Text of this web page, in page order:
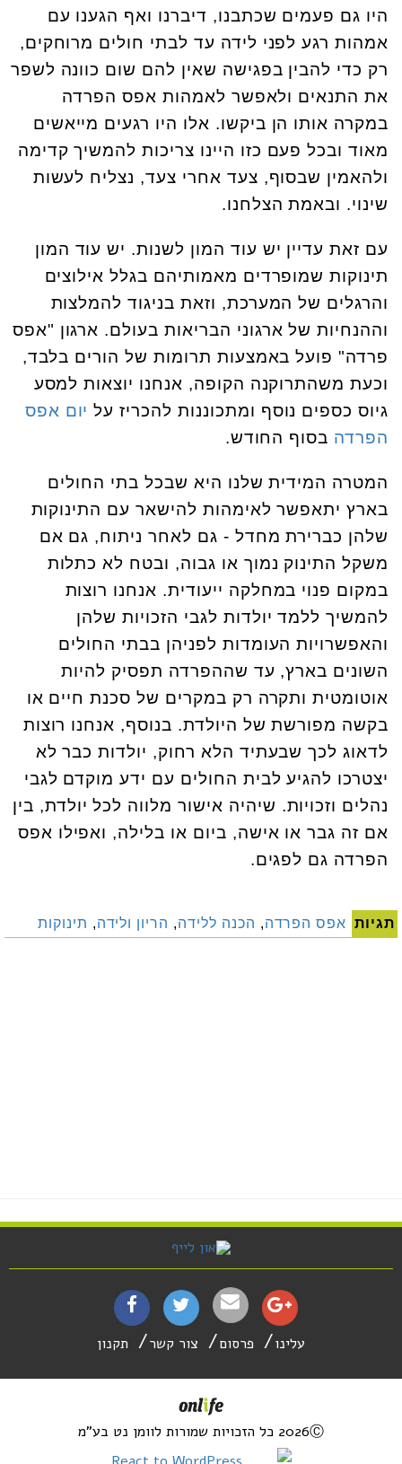
היו גם פעמים שכתבנו, דיברנו ואף הגענו עם
אמהות רגע לפני לידה עד לבתי חולים מרוחקים,
רק כדי להבין בפגישה שאין להם שום כוונה לשפר
את התנאים ולאפשר לאמהות אפס הפרדה
במקרה אותו הן ביקשו. אלו היו רגעים מייאשים
מאוד ובכל פעם כזו היינו צריכות להמשיך קדימה
ולהאמין שבסוף, צעד אחרי צעד, נצליח לעשות
שינוי. ובאמת הצלחנו.
עם זאת עדיין יש עוד המון לשנות. יש עוד המון
תינוקות שמופרדים מאמותיהם בגלל אילוצים
והרגלים של המערכת, וזאת בניגוד להמלצות
וההנחיות של ארגוני הבריאות בעולם. ארגון "אפס
פרדה" פועל באמצעות תרומות של הורים בלבד,
וכעת משהתרוקנה הקופה, אנחנו יוצאות למסע
גיוס כספים נוסף ומתכוננות להכריז על יום אפס
הפרדה בסוף החודש.
המטרה המידית שלנו היא שבכל בתי החולים
בארץ יתאפשר לאימהות להישאר עם התינוקות
שלהן כברירת מחדל - גם לאחר ניתוח, גם אם
משקל התינוק נמוך או גבוה, ובטח לא כתלות
במקום פנוי במחלקה ייעודית. אנחנו רוצות
להמשיך ללמד יולדות לגבי הזכויות שלהן
והאפשרויות העומדות לפניהן בבתי החולים
השונים בארץ, עד שההפרדה תפסיק להיות
אוטומטית ותקרה רק במקרים של סכנת חיים או
בקשה מפורשת של היולדת. בנוסף, אנחנו רוצות
לדאוג לכך שבעתיד הלא רחוק, יולדות כבר לא
יצטרכו להגיע לבית החולים עם ידע מוקדם לגבי
נהלים וזכויות. שיהיה אישור מלווה לכל יולדת, בין
אם זה גבר או אישה, ביום או בלילה, ואפילו אפס
הפרדה גם לפגים.
תגיות אפס הפרדה, הכנה ללידה, הריון ולידה, תינוקות
עלינו פרסום צור קשר תקנון
2026Ⓒ כל הזכויות שמורות לוומן נט בע"מ